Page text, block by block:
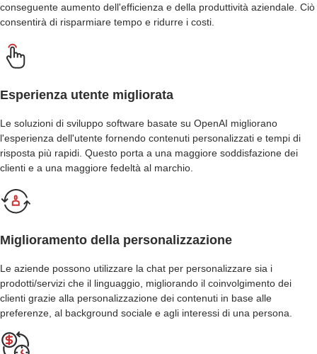
conseguente aumento dell'efficienza e della produttività aziendale. Ciò
consentirà di risparmiare tempo e ridurre i costi.
Esperienza utente migliorata
Le soluzioni di sviluppo software basate su OpenAI migliorano
l'esperienza dell'utente fornendo contenuti personalizzati e tempi di
risposta più rapidi. Questo porta a una maggiore soddisfazione dei
clienti e a una maggiore fedeltà al marchio.
Miglioramento della personalizzazione
Le aziende possono utilizzare la chat per personalizzare sia i
prodotti/servizi che il linguaggio, migliorando il coinvolgimento dei
clienti grazie alla personalizzazione dei contenuti in base alle
preferenze, al background sociale e agli interessi di una persona.